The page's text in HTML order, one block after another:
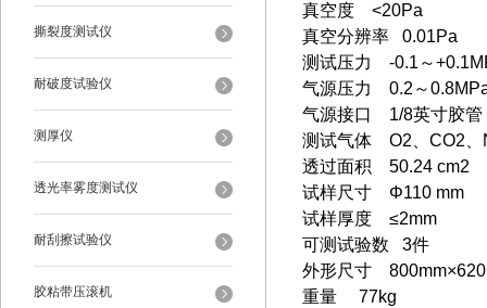
撕裂度测试仪
耐破度试验仪
测厚仪
透光率雾度测试仪
耐刮擦试验仪
胶粘带压滚机
真空度 <20Pa
真空分辨率 0.01Pa
测试压力 -0.1～
气源压力 0.2～
气源接口 1/8英寸胶
测试气体 O2、CO2
透过面积 50.24 cm2
试样尺寸 Φ110 mm
试样厚度 ≤2mm
可测试验数 3件
外形尺寸
重量 77kg